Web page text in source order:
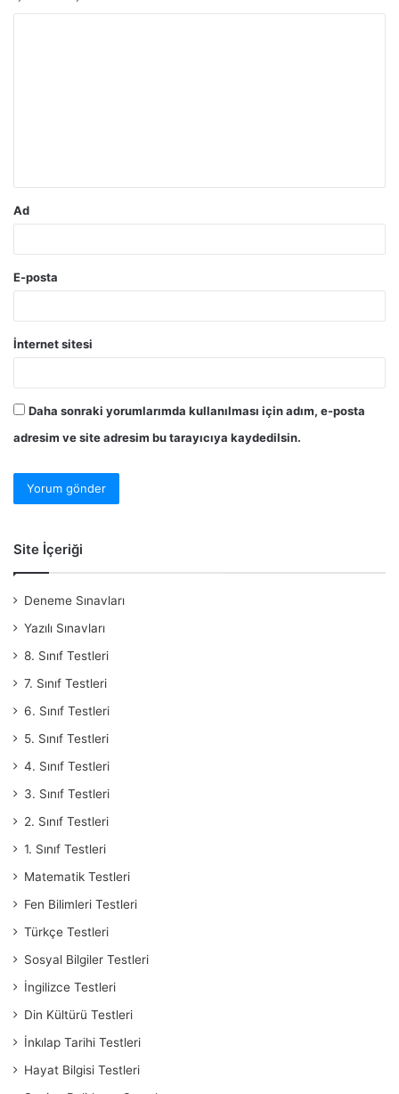
Ad
E-posta
İnternet sitesi
Daha sonraki yorumlarımda kullanılması için adım, e-posta
adresim ve site adresim bu tarayıcıya kaydedilsin.
Site İçeriği
Deneme Sınavları
Yazılı Sınavları
8. Sınıf Testleri
7. Sınıf Testleri
6. Sınıf Testleri
5. Sınıf Testleri
4. Sınıf Testleri
3. Sınıf Testleri
2. Sınıf Testleri
1. Sınıf Testleri
Matematik Testleri
Fen Bilimleri Testleri
Türkçe Testleri
Sosyal Bilgiler Testleri
İngilizce Testleri
Din Kültürü Testleri
İnkılap Tarihi Testleri
Hayat Bilgisi Testleri